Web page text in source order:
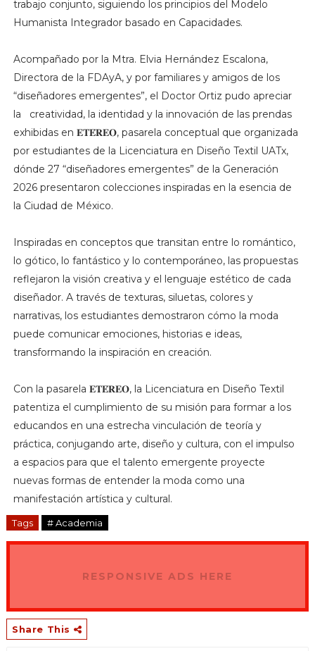
trabajo conjunto, siguiendo los principios del Modelo
Humanista Integrador basado en Capacidades.
Acompañado por la Mtra. Elvia Hernández Escalona,
Directora de la FDAyA, y por familiares y amigos de los
“diseñadores emergentes”, el Doctor Ortiz pudo apreciar
la creatividad, la identidad y la innovación de las prendas
exhibidas en 𝐄𝐓𝐄́𝐑𝐄𝐎, pasarela conceptual que organizada
por estudiantes de la Licenciatura en Diseño Textil UATx,
dónde 27 “diseñadores emergentes” de la Generación
2026 presentaron colecciones inspiradas en la esencia de
la Ciudad de México.
Inspiradas en conceptos que transitan entre lo romántico,
lo gótico, lo fantástico y lo contemporáneo, las propuestas
reflejaron la visión creativa y el lenguaje estético de cada
diseñador. A través de texturas, siluetas, colores y
narrativas, los estudiantes demostraron cómo la moda
puede comunicar emociones, historias e ideas,
transformando la inspiración en creación.
Con la pasarela 𝐄𝐓𝐄́𝐑𝐄𝐎, la Licenciatura en Diseño Textil
patentiza el cumplimiento de su misión para formar a los
educandos en una estrecha vinculación de teoría y
práctica, conjugando arte, diseño y cultura, con el impulso
a espacios para que el talento emergente proyecte
nuevas formas de entender la moda como una
manifestación artística y cultural.
Tags # Academia
RESPONSIVE ADS HERE
Share This